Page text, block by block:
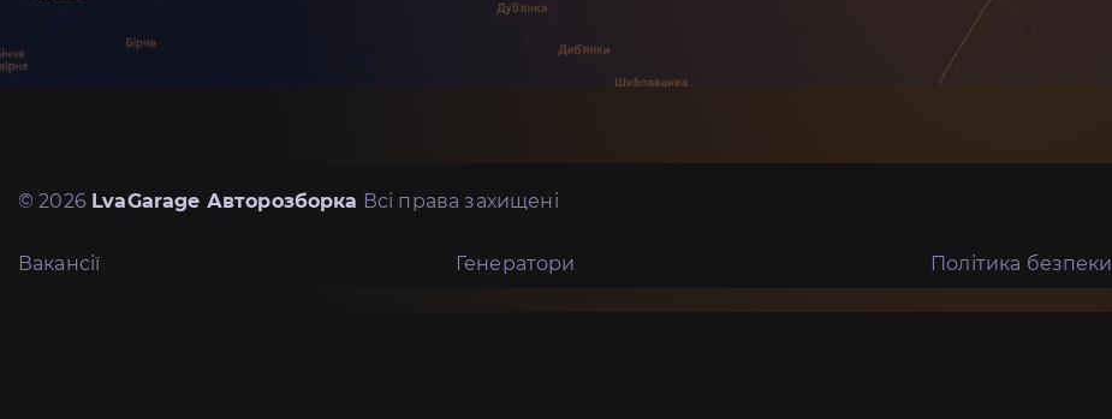
© 2026 LvaGarage Авторозборка Всі права захищені
Вакансії Генератори Політика безпеки